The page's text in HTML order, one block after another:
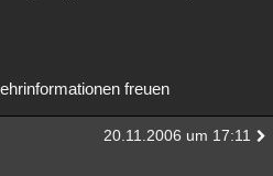
freuen
20.11.2006 um 17:11